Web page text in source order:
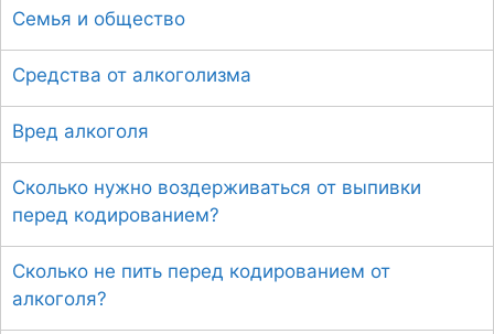
Семья и общество
Средства от алкоголизма
Вред алкоголя
Сколько нужно воздерживаться от выпивки
перед кодированием?
Сколько не пить перед кодированием от
алкоголя?